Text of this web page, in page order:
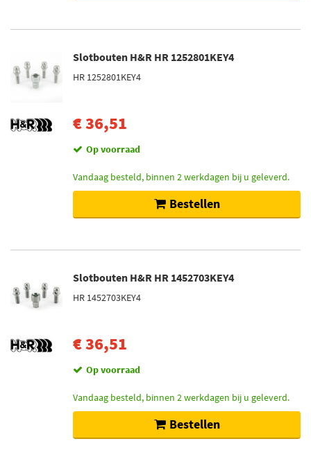
Slotbouten H&R HR 1252801KEY4
HR 1252801KEY4
€ 36,51
Op voorraad
Vandaag besteld, binnen 2 werkdagen bij u geleverd.
Bestellen
Slotbouten H&R HR 1452703KEY4
HR 1452703KEY4
€ 36,51
Op voorraad
Vandaag besteld, binnen 2 werkdagen bij u geleverd.
Bestellen